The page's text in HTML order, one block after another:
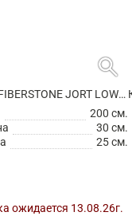
search
КАШПО FIBERSTONE JORT LOW M GREY
200 см.
30 см.
25 см.
ожидается 13.08.26г.